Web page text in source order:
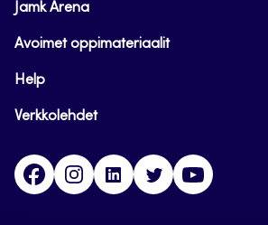
Jamk Arena
Avoimet oppimateriaalit
Help
Verkkolehdet
FacebookInstagramLinkedinTwitter